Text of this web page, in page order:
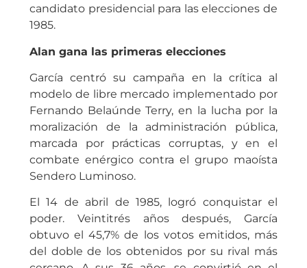
candidato presidencial para las elecciones de
1985.
Alan gana las primeras elecciones
García centró su campaña en la crítica al
modelo de libre mercado implementado por
Fernando Belaúnde Terry, en la lucha por la
moralización de la administración pública,
marcada por prácticas corruptas, y en el
combate enérgico contra el grupo maoísta
Sendero Luminoso.
El 14 de abril de 1985, logró conquistar el
poder. Veintitrés años después, García
obtuvo el 45,7% de los votos emitidos, más
del doble de los obtenidos por su rival más